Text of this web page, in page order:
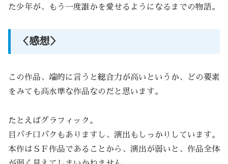
た少年が、もう一度誰かを愛せるようになるまでの物語。
＜感想＞
この作品、端的に言うと総合力が高いというか、どの要素
をみても高水準な作品なのだと思います。
たとえばグラフィック。
目パチ口パクもありますし、演出もしっかりしています。
本作はＳＦ作品であることから、演出が弱いと、作品全体